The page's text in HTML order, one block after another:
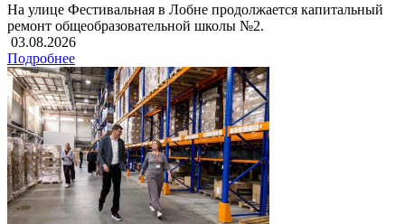
На улице Фестивальная в Лобне продолжается капитальный
ремонт общеобразовательной школы №2.
03.08.2026
Подробнее